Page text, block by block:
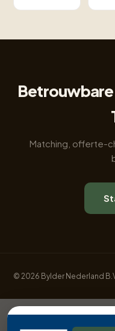
Betrouwbare
Matching, offerte-
© 2026 Bylder Nederland